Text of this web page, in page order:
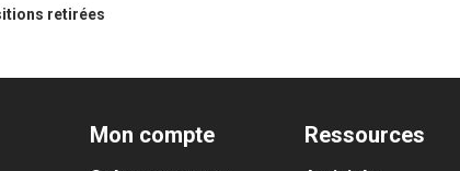
retirées
Mon compte Ressources